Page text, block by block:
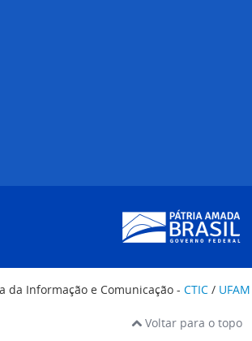
da Informação e Comunicação - CTIC / UFAM
Voltar para o topo